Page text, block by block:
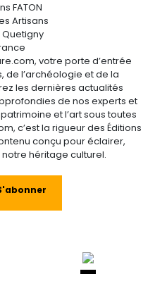
FATON
Artisans
Quetigny
votre porte d’entrée
de l’archéologie et de la
les dernières actualités
de nos experts et
et l’art sous toutes
c’est la rigueur des Éditions
conçu pour éclairer,
héritage culturel.